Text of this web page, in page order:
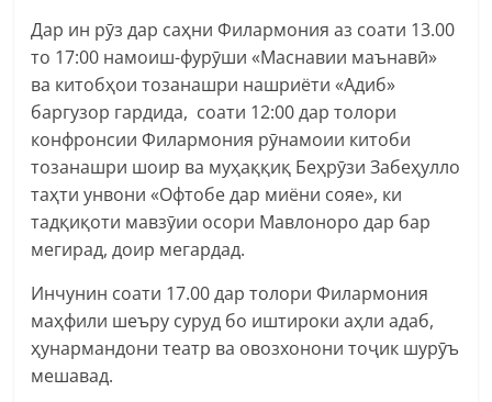
Дар ин рӯз дар саҳни Филармония аз соати 13.00
то 17:00 намоиш-фурӯши «Маснавии маънавӣ»
ва китобҳои тозанашри нашриёти «Адиб»
баргузор гардида, соати 12:00 дар толори
конфронсии Филармония рӯнамоии китоби
тозанашри шоир ва муҳаққиқ Беҳрӯзи Забеҳулло
таҳти унвони «Офтобе дар миёни сояе», ки
тадқиқоти мавзӯии осори Мавлоноро дар бар
мегирад, доир мегардад.
Инчунин соати 17.00 дар толори Филармония
маҳфили шеъру суруд бо иштироки аҳли адаб,
ҳунармандони театр ва овозхонони тоҷик шурӯъ
мешавад.